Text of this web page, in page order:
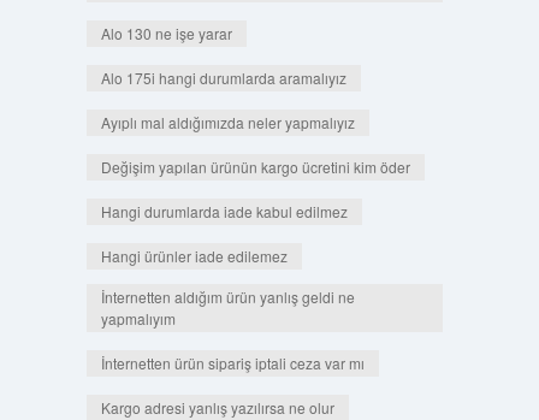
Alo 130 ne işe yarar
Alo 175i hangi durumlarda aramalıyız
Ayıplı mal aldığımızda neler yapmalıyız
Değişim yapılan ürünün kargo ücretini kim öder
Hangi durumlarda iade kabul edilmez
Hangi ürünler iade edilemez
İnternetten aldığım ürün yanlış geldi ne
yapmalıyım
İnternetten ürün sipariş iptali ceza var mı
Kargo adresi yanlış yazılırsa ne olur